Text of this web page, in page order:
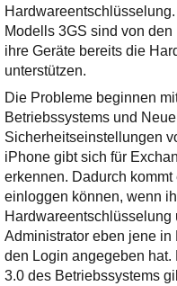
Modells 3GS sind von
ihre Geräte bereits die
unterstützen.
Die Probleme beginnen
Betriebssystems und
Sicherheitseinstellungen
iPhone gibt sich für
erkennen. Dadurch
einloggen können, wenn
Hardwareentschlüsselung
Administrator eben jene in
den Login angegeben hat.
3.0 des Betriebssystems
Ihre E-Mail
Adresse:
E-Mail
E-Mail bestätigen